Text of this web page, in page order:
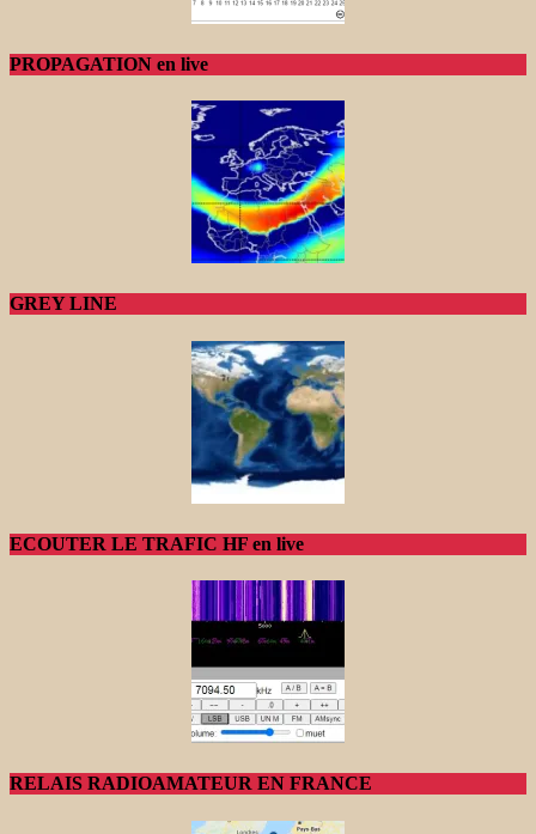
PROPAGATION en live
GREY LINE
ECOUTER LE TRAFIC HF en live
RELAIS RADIOAMATEUR EN FRANCE